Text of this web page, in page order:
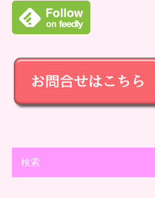
検索